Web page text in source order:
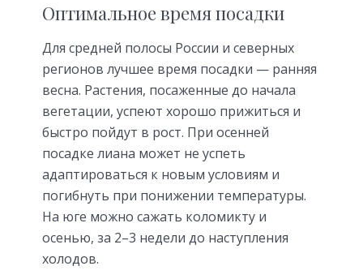
Оптимальное время посадки
Для средней полосы России и северных
регионов лучшее время посадки — ранняя
весна. Растения, посаженные до начала
вегетации, успеют хорошо прижиться и
быстро пойдут в рост. При осенней
посадке лиана может не успеть
адаптироваться к новым условиям и
погибнуть при понижении температуры.
На юге можно сажать коломикту и
осенью, за 2–3 недели до наступления
холодов.